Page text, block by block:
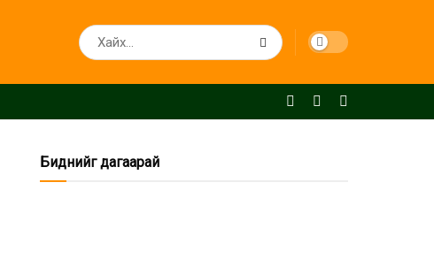
Биднийг дагаарай